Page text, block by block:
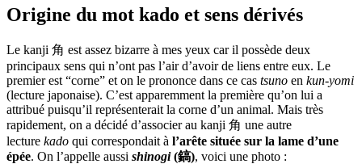
Origine du mot kado et sens dérivés
Le kanji 角 est assez bizarre à mes yeux car il possède deux
principaux sens qui n’ont pas l’air d’avoir de liens entre eux. Le
premier est “corne” et on le prononce dans ce cas tsuno en kun-yomi
(lecture japonaise). C’est apparemment la première qu’on lui a
attribué puisqu’il représenterait la corne d’un animal. Mais très
rapidement, on a décidé d’associer au kanji 角 une autre
lecture kado qui correspondait à l’arête située sur la lame d’une
épée. On l’appelle aussi shinogi(鎬), voici une photo :